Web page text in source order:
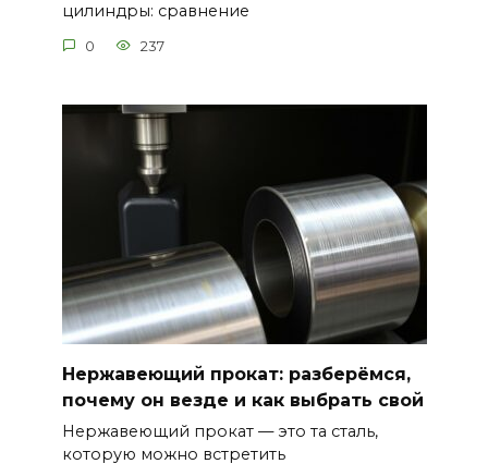
цилиндры: сравнение
0 237
Нержавеющий прокат: разберёмся,
почему он везде и как выбрать свой
Нержавеющий прокат — это та сталь,
которую можно встретить